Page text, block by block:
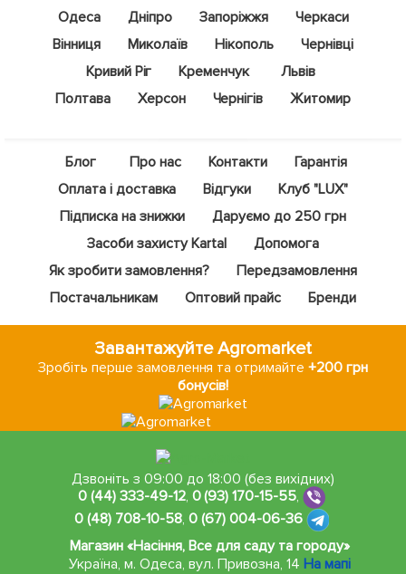
Одеса
Дніпро Запоріжжя
Черкаси
Вінниця
Миколаїв Нікополь
Чернівці
Кривий Ріг
Кременчук
Львів
Полтава
Херсон Чернігів Житомир
Блог Про нас Контакти
Гарантія
Оплата і доставка
Відгуки
Клуб "LUX"
Підписка на знижки
Даруємо до 250 грн
Засоби захисту Kartal
Допомога
Як зробити замовлення?
Передзамовлення
Постачальникам
Оптовий прайс Бренди
Завантажуйте Agromarket
Зробіть перше замовлення та отримайте+200 грн
бонусів!
Дзвоніть з 09:00 до 18:00 (без вихідних)
0 (44) 333-49-12, 0 (93) 170-15-55,
0 (48) 708-10-58, 0 (67) 004-06-36
Магазин «Насіння, Все для саду та городу»
Україна, м. Одеса,вул. Привозна, 14 На мапі